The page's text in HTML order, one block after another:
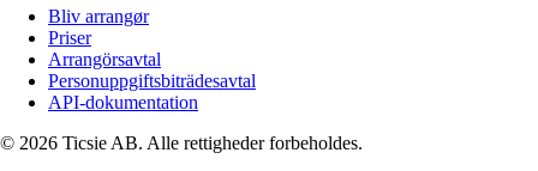
Bliv arrangør
Priser
Arrangörsavtal
Personuppgiftsbiträdesavtal
API-dokumentation
© 2026 Ticsie AB. Alle rettigheder forbeholdes.